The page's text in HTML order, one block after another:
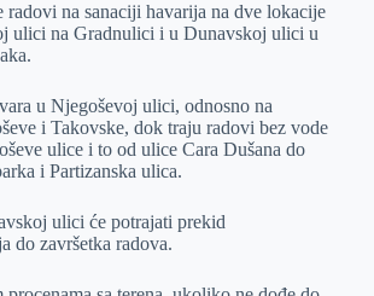
radovi na sanaciji havarija na dve lokacije
ulici na Gradnulici i u Dunavskoj ulici u
u Njegoševoj ulici, odnosno na
i Takovske, dok traju radovi bez vode
ulice i to od ulice Cara Dušana do
i Partizanska ulica.
ulici će potrajati prekid
do završetka radova.